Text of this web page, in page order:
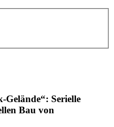
Serielle
Bau von